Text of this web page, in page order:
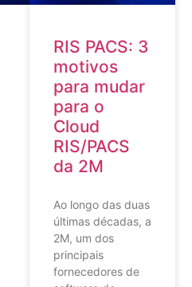
RIS PACS: 3
motivos
para mudar
para o
Cloud
RIS/PACS
da 2M
Ao longo das duas
últimas décadas, a
2M, um dos
principais
fornecedores de